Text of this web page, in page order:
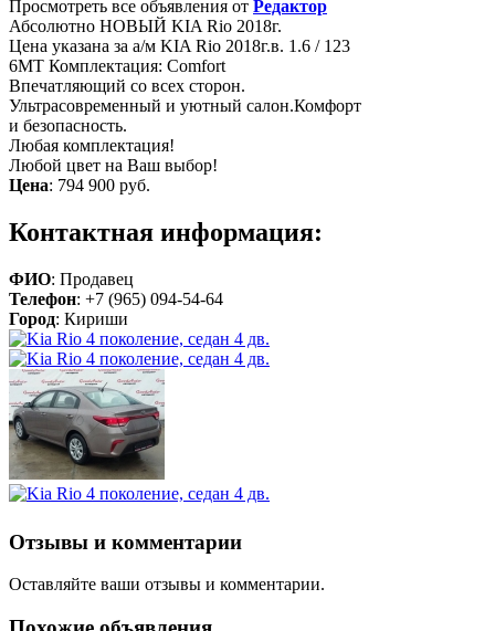
Просмотреть все объявления от Редактор
Абсолютно НОВЫЙ KIA Rio 2018г.
Цена указана за а/м KIA Rio 2018г.в. 1.6 / 123
6MT Комплектация: Comfort
Впечатляющий со всех сторон.
Ультрасовременный и уютный салон.Комфорт
и безопасность.
Любая комплектация!
Любой цвет на Ваш выбор!
Цена: 794 900 руб.
Контактная информация:
ФИО: Продавец
Телефон: +7 (965) 094-54-64
Город: Кириши
Отзывы и комментарии
Оставляйте ваши отзывы и комментарии.